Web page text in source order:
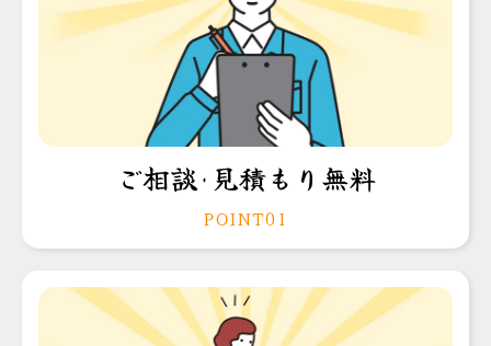
ご相談･見積もり無料
POINT01